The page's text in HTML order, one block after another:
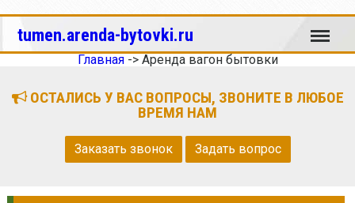
tumen.arenda-bytovki.ru Меню
Главная-> Аренда вагон бытовки
ОСТАЛИСЬ У ВАС ВОПРОСЫ, ЗВОНИТЕ В ЛЮБОЕ
ВРЕМЯ НАМ
Заказать звонок Задать вопрос